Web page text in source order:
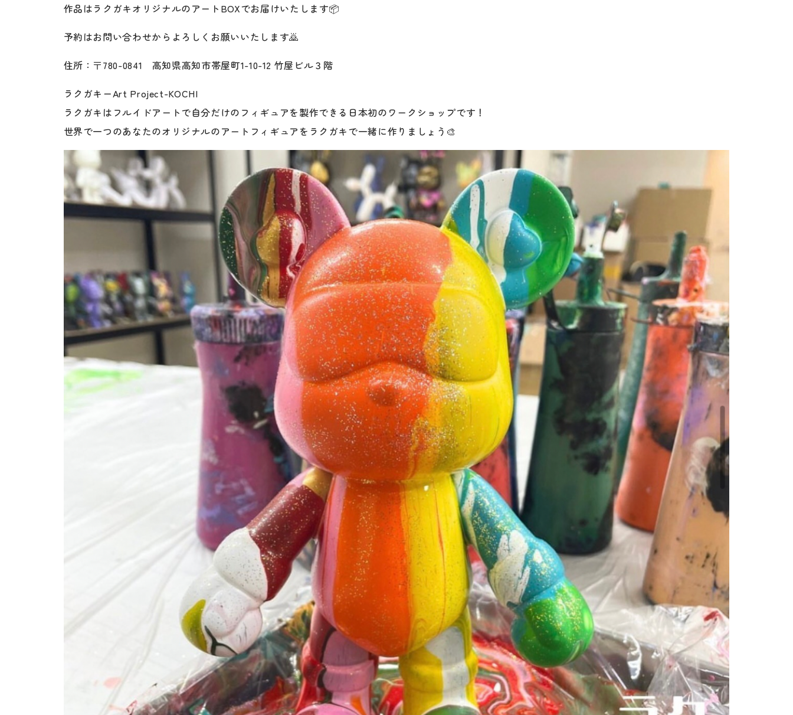
作品はラクガキオリジナルのアートBOXでお届けいたします📦
予約はお問い合わせからよろしくお願いいたします🙇
住所：〒780-0841 高知県高知市帯屋町1-10-12 竹屋ビル３階
ラクガキーArt Project-KOCHI
ラクガキはフルイドアートで自分だけのフィギュアを製作できる日本初のワークショップです！
世界で一つのあなたのオリジナルのアートフィギュアをラクガキで一緒に作りましょう🎨